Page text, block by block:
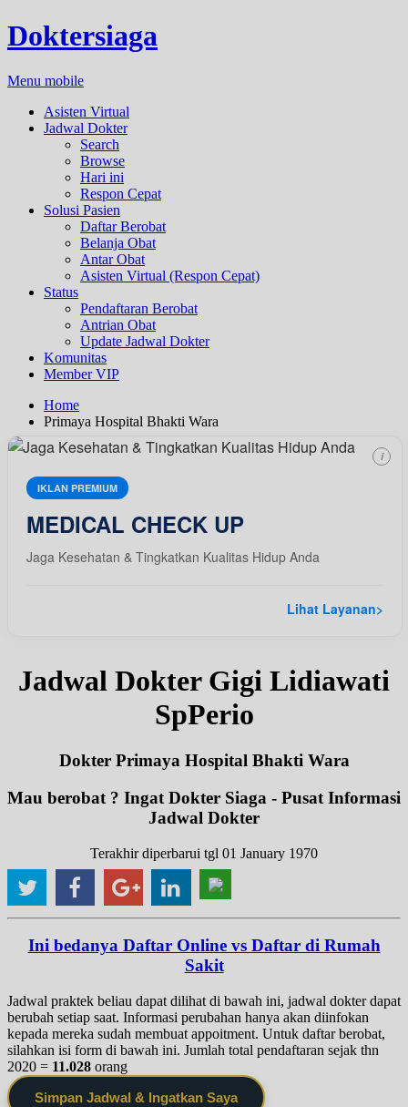
Doktersiaga
Menu mobile
Asisten Virtual
Jadwal Dokter
Search
Browse
Hari ini
Respon Cepat
Solusi Pasien
Daftar Berobat
Belanja Obat
Antar Obat
Asisten Virtual (Respon Cepat)
Status
Pendaftaran Berobat
Antrian Obat
Update Jadwal Dokter
Komunitas
Member VIP
Home
Primaya Hospital Bhakti Wara
IKLAN PREMIUM
MEDICAL CHECK UP
Jaga Kesehatan & Tingkatkan Kualitas Hidup Anda
Lihat Layanan>
i
Jadwal Dokter Gigi Lidiawati
SpPerio
Dokter Primaya Hospital Bhakti Wara
Mau berobat ? Ingat Dokter Siaga - Pusat Informasi
Jadwal Dokter
Terakhir diperbarui tgl 01 January 1970
Ini bedanya Daftar Online vs Daftar di Rumah
Sakit
Jadwal praktek beliau dapat dilihat di bawah ini, jadwal dokter dapat
berubah setiap saat. Informasi perubahan hanya akan diinfokan
kepada mereka sudah membuat appoitment. Untuk daftar berobat,
silahkan isi form di bawah ini. Jumlah total pendaftaran sejak thn
2020 = 11.028 orang
Simpan Jadwal & Ingatkan Saya